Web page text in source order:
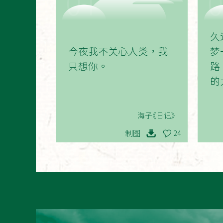
今夜我不关心人类，我
只想你。
海子《日记》
制图 24
久
梦
路
的